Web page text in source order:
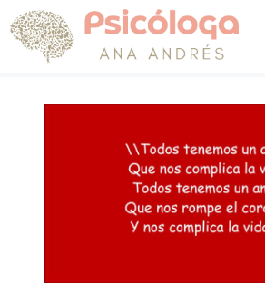
Saltar
al
contenido